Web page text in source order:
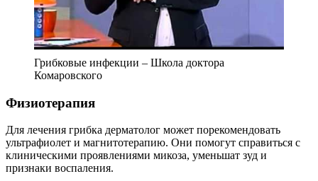
Грибковые инфекции – Школа доктора
Комаровского
Физиотерапия
Для лечения грибка дерматолог может порекомендовать
ультрафиолет и магнитотерапию. Они помогут справиться с
клиническими проявлениями микоза, уменьшат зуд и
признаки воспаления.